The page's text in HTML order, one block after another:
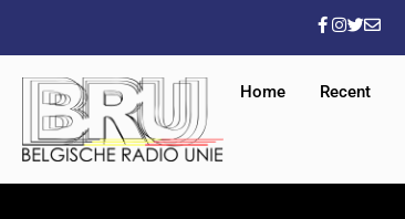
Home Recent